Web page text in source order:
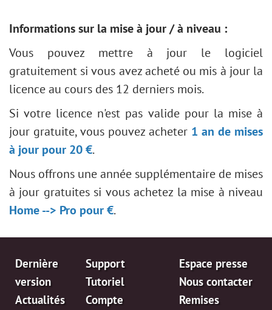
Informations sur la mise à jour / à niveau :
Vous pouvez mettre à jour le logiciel
gratuitement si vous avez acheté ou mis à jour la
licence au cours des 12 derniers mois.
Si votre licence n'est pas valide pour la mise à
jour gratuite, vous pouvez acheter 1 an de mises
à jour pour 20 €.
Nous offrons une année supplémentaire de mises
à jour gratuites si vous achetez la mise à niveau
Home --> Pro pour €.
Dernière
version
Actualités
Support
Tutoriel
Compte
Espace presse
Nous contacter
Remises